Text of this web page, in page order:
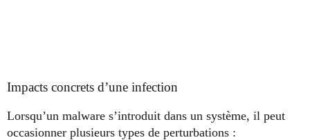
Impacts concrets d’une infection
Lorsqu’un malware s’introduit dans un système, il peut
occasionner plusieurs types de perturbations :